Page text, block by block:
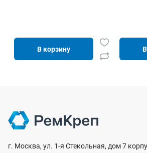
В корзину
г. Москва, ул. 1-я Стекольная, дом 7